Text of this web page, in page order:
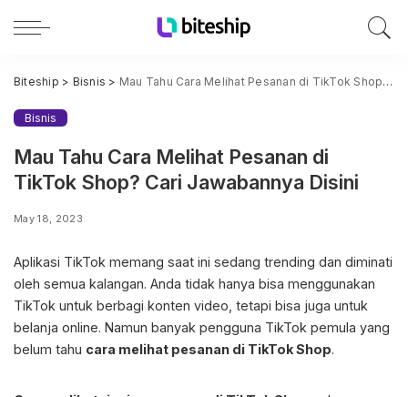
Biteship > Bisnis > Mau Tahu Cara Melihat Pesanan di TikTok Shop? Cari Jawabannya Disini
Bisnis
Mau Tahu Cara Melihat Pesanan di
TikTok Shop? Cari Jawabannya Disini
May 18, 2023
Aplikasi TikTok memang saat ini sedang trending dan diminati
oleh semua kalangan. Anda tidak hanya bisa menggunakan
TikTok untuk berbagi konten video, tetapi bisa juga untuk
belanja online. Namun banyak pengguna TikTok pemula yang
belum tahu cara melihat pesanan di TikTok Shop.